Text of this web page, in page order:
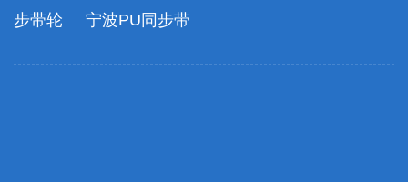
步带轮 宁波PU同步带